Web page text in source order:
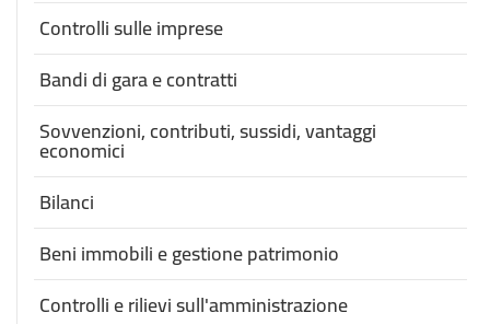
Controlli sulle imprese
Bandi di gara e contratti
Sovvenzioni, contributi, sussidi, vantaggi
economici
Bilanci
Beni immobili e gestione patrimonio
Controlli e rilievi sull'amministrazione